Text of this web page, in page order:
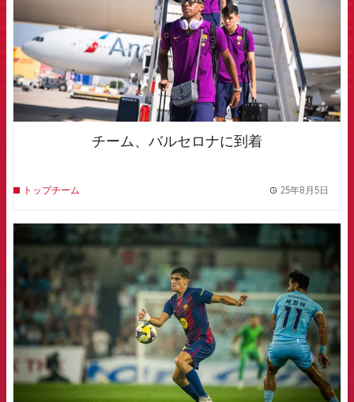
チーム、バルセロナに到着
トップチーム 25年8月5日
FCB Barcelona badge